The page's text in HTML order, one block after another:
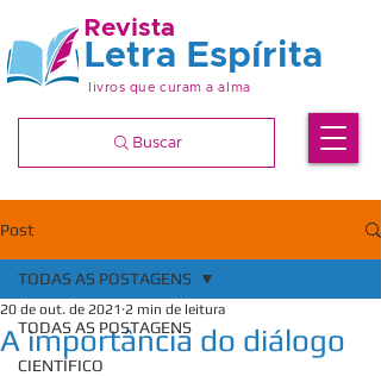
Revista
livros que curam a alma
Letra Espírita
Buscar
Post
TODAS AS POSTAGENS
CIENTÍFICO
TODAS AS POSTAGENS
A importância do diálogo
20 de out. de 2021 2 min de leitura